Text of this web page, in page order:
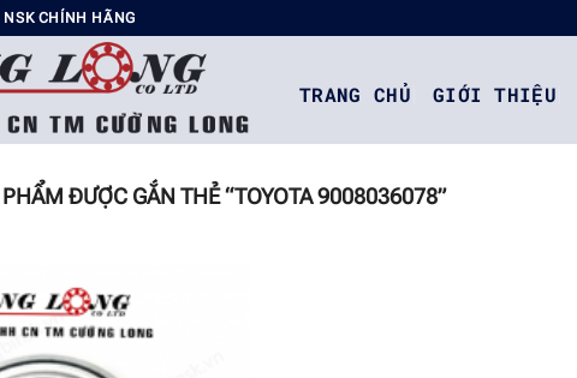
NSK CHÍNH HÃNG
TRANG CHỦ GIỚI THIỆU
ĐƯỢC GẮN THẺ “TOYOTA 9008036078”